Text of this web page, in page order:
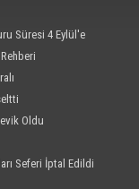
Süresi 4 Eylül'e
Oldu
Seferi İptal Edildi